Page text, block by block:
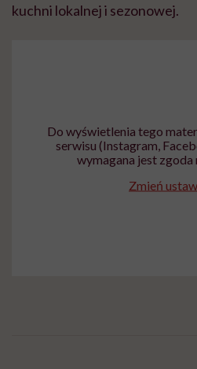
kuchni lokalnej i sezonowej.
Do wyświetlenia tego
serwisu (Instagram,
wymagana jest zgoda
Zmień